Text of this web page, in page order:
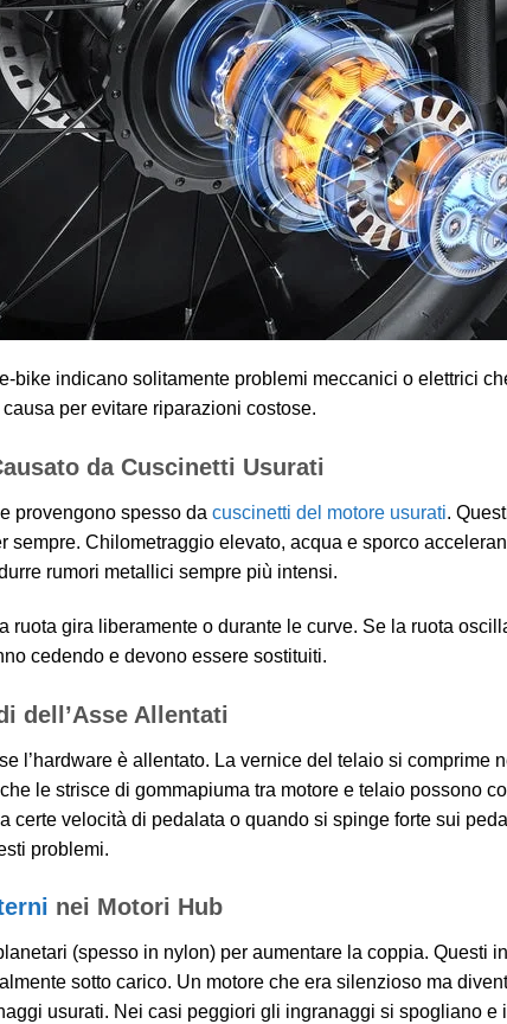
bike indicano solitamente problemi meccanici o elettrici
per evitare riparazioni costose.
da Cuscinetti Usurati
provengono spesso da cuscinetti del motore usurati.
sempre. Chilometraggio elevato, acqua e sporco
rumori metallici sempre più intensi.
ruota gira liberamente o durante le curve. Se la ruota
cedendo e devono essere sostituiti.
dell’Asse Allentati
l’hardware è allentato. La vernice del telaio si comprime
le strisce di gommapiuma tra motore e telaio possono
certe velocità di pedalata o quando si spinge forte sui
problemi.
nei Motori Hub
(spesso in nylon) per aumentare la coppia. Questi
sotto carico. Un motore che era silenzioso ma
usurati. Nei casi peggiori gli ingranaggi si spogliano e